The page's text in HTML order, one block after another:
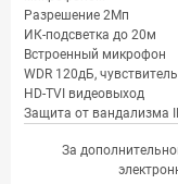
Разрешение 2Мп
ИК-подсветка до 20м
Встроенный микрофон
WDR 120дБ,
HD-TVI видеовыход
Защита от вандализма
За